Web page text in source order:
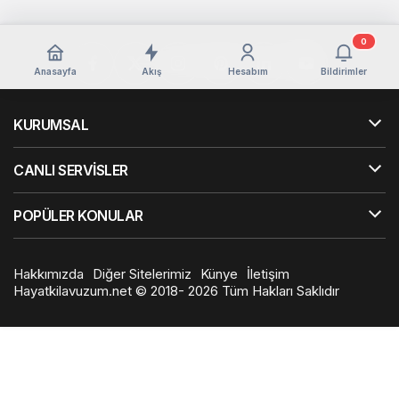
Anasayfa Akış Hesabım Bildirimler
0
KURUMSAL
CANLI SERVİSLER
POPÜLER KONULAR
Hakkımızda Diğer Sitelerimiz Künye
İletişim
Hayatkilavuzum.net © 2018- 2026 Tüm Hakları Saklıdır